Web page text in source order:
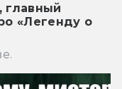
главный
«Легенду о